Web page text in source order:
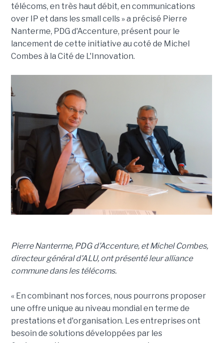
télécoms, en très haut débit, en communications
over IP et dans les small cells » a précisé Pierre
Nanterme, PDG d'Accenture, présent pour le
lancement de cette initiative au coté de Michel
Combes à la Cité de L'Innovation.
Pierre Nanterme, PDG d'Accenture, et Michel Combes,
directeur général d'ALU, ont présenté leur alliance
commune dans les télécoms.
« En combinant nos forces, nous pourrons proposer
une offre unique au niveau mondial en terme de
prestations et d'organisation. Les entreprises ont
besoin de solutions développées par les